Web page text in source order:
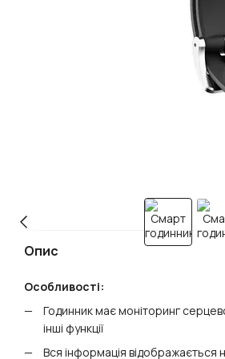
Опис
Особливості:
Годинник маємоніторинг
інші функції
Вся інформація